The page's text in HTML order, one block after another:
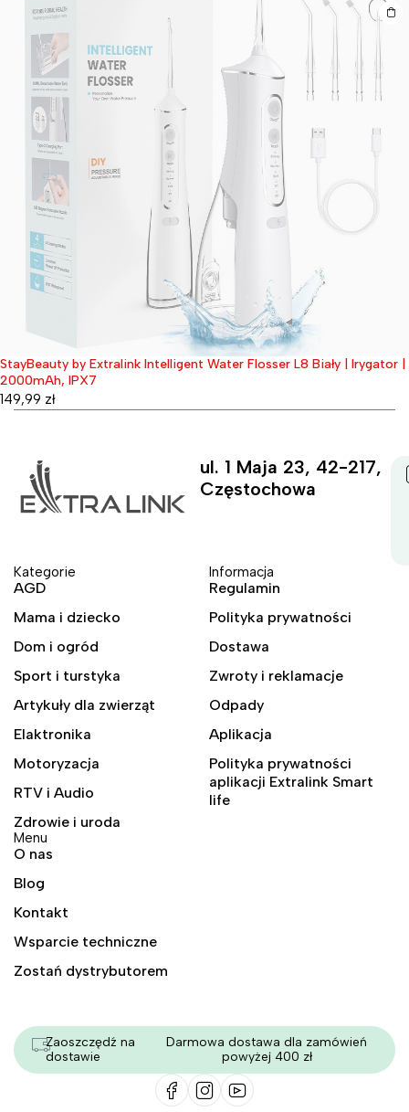
Wyprzedane
StayBeauty by Extralink Intelligent Water Flosser L8 Biały | Irygator |
2000mAh, IPX7
149,99 zł
ul. 1 Maja 23, 42-217,
Częstochowa
Kategorie
AGD
Mama i dziecko
Dom i ogród
Sport i turstyka
Artykuły dla zwierząt
Elaktronika
Motoryzacja
RTV i Audio
Zdrowie i uroda
Informacja
Regulamin
Polityka prywatności
Dostawa
Zwroty i reklamacje
Odpady
Aplikacja
Polityka prywatności
aplikacji Extralink Smart
life
Menu
O nas
Blog
Kontakt
Wsparcie techniczne
Zostań dystrybutorem
Zaoszczędź na
dostawie
Darmowa dostawa dla zamówień
powyżej 400 zł